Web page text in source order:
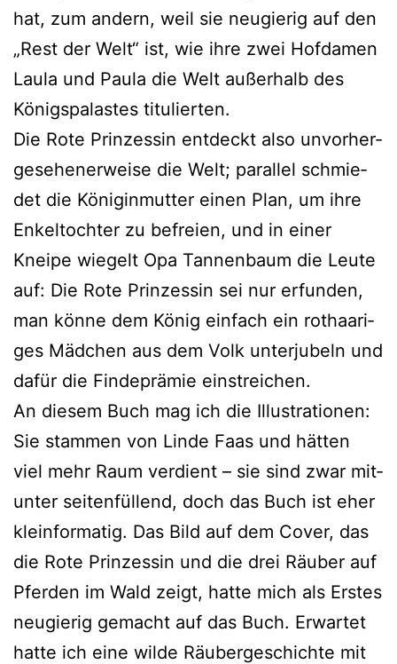
hat, zum andern, weil sie neu­gie­rig auf den
„Rest der Welt“ ist, wie ihre zwei Hofdamen
Laula und Paula die Welt außer­halb des
Königspalastes titulierten.
Die Rote Prinzessin ent­deckt also unvor­her­
ge­se­he­ner­wei­se die Welt; par­al­lel schmie­
det die Königinmutter einen Plan, um ihre
Enkeltochter zu befrei­en, und in einer
Kneipe wie­gelt Opa Tannenbaum die Leute
auf: Die Rote Prinzessin sei nur erfun­den,
man kön­ne dem König ein­fach ein rot­haa­ri­
ges Mädchen aus dem Volk unter­ju­beln und
dafür die Findeprämie einstreichen.
An die­sem Buch mag ich die Illustrationen:
Sie stam­men von Linde Faas und hät­ten
viel mehr Raum ver­dient – sie sind zwar mit­
un­ter sei­ten­fül­lend, doch das Buch ist eher
klein­for­ma­tig. Das Bild auf dem Cover, das
die Rote Prinzessin und die drei Räuber auf
Pferden im Wald zeigt, hat­te mich als Erstes
neu­gie­rig gemacht auf das Buch. Erwartet
hat­te ich eine wil­de Räubergeschichte mit